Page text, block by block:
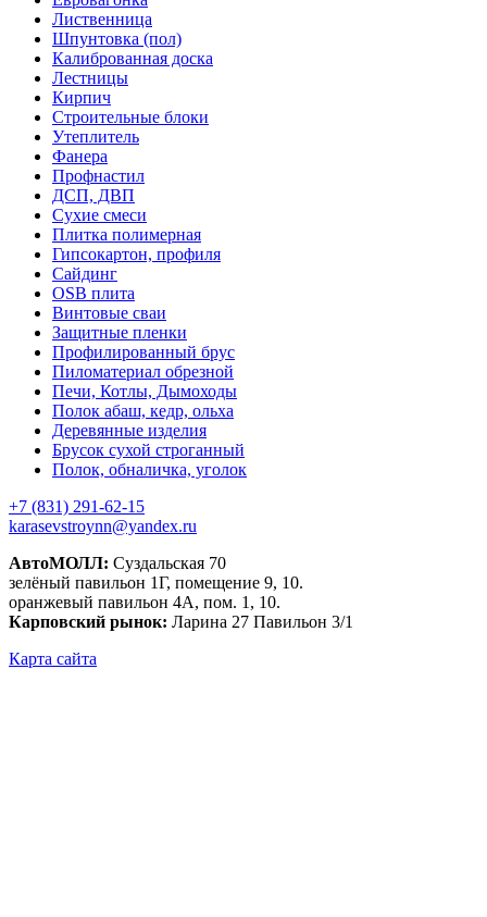
Лиственница
Шпунтовка (пол)
Калиброванная доска
Лестницы
Кирпич
Строительные блоки
Утеплитель
Фанера
Профнастил
ДСП, ДВП
Сухие смеси
Плитка полимерная
Гипсокартон, профиля
Сайдинг
OSB плита
Винтовые сваи
Защитные пленки
Профилированный брус
Пиломатериал обрезной
Печи, Котлы, Дымоходы
Полок абаш, кедр, ольха
Деревянные изделия
Брусок сухой строганный
Полок, обналичка, уголок
+7 (831) 291-62-15
karasevstroynn@yandex.ru
АвтоМОЛЛ: Суздальская 70
зелёный павильон 1Г, помещение 9, 10.
оранжевый павильон 4А, пом. 1, 10.
Карповский рынок: Ларина 27 Павильон 3/1
Карта сайта